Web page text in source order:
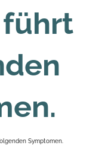
Symptomen.